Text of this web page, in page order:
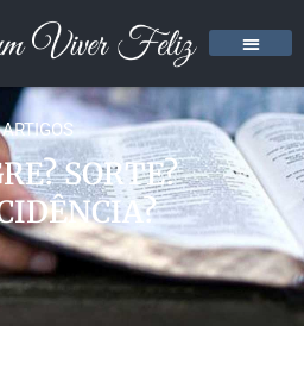
ARTIGOS
SORTE?